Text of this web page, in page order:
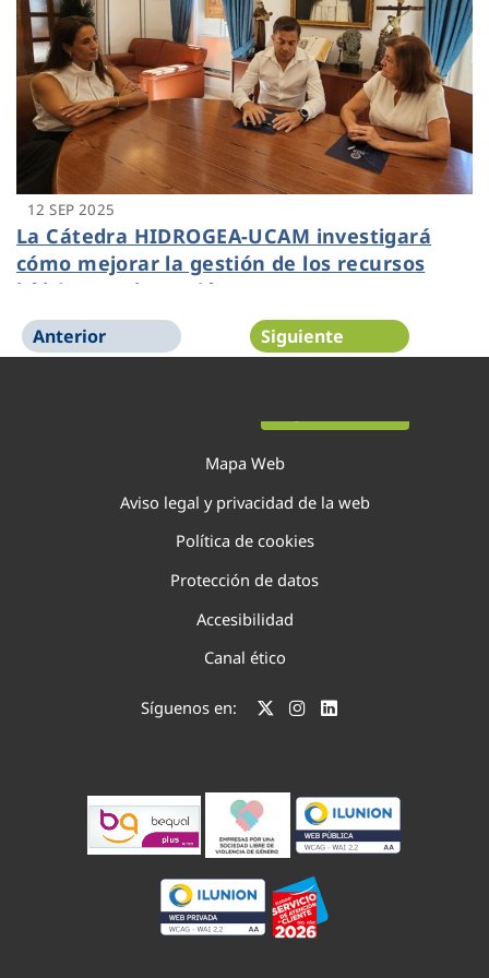
12 SEP 2025
La Cátedra HIDROGEA-UCAM investigará
cómo mejorar la gestión de los recursos
hídricos en la Región
Anterior Siguiente
Mapa Web
Aviso legal y privacidad de la web
Política de cookies
Protección de datos
Accesibilidad
Canal ético
Síguenos en: